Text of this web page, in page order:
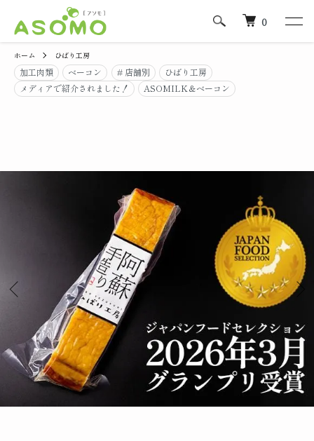
0
ホーム ひばり工房
加工肉類 ベーコン # 店舗別
ひばり工房
メディアで紹介されました！
ASOMILK＆ベーコン